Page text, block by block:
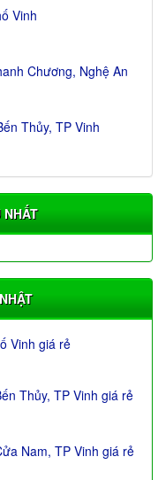
Vinh
Chương, Nghệ An
Thủy, TP Vinh
NHẤT
Vinh giá rẻ
Thủy, TP Vinh giá rẻ
Nam, TP Vinh giá rẻ